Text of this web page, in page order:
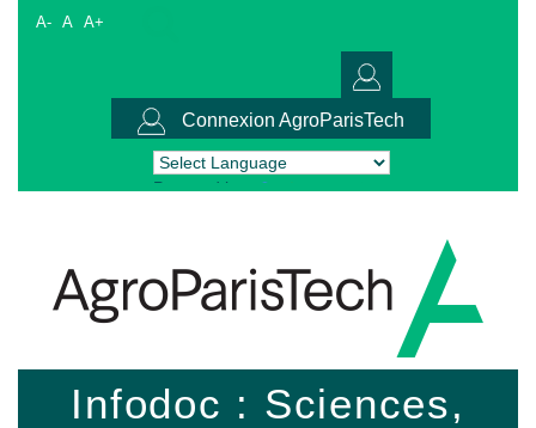
A- A A+
Connexion AgroParisTech
Powered by Translate
Infodoc : Sciences,